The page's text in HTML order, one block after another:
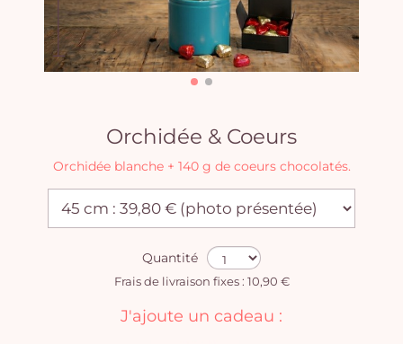
Orchidée & Coeurs
Orchidée blanche + 140 g de coeurs chocolatés.
Quantité
Frais de livraison fixes : 10,90 €
J'ajoute un cadeau :